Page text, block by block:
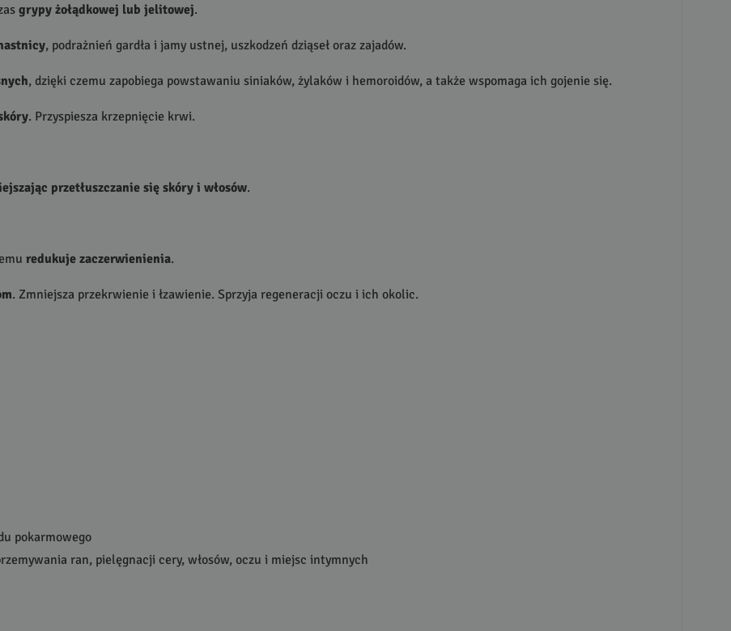
grypy żołądkowej lub jelitowej.
, podrażnień gardła i jamy ustnej, uszkodzeń dziąseł oraz zajadów.
, dzięki czemu zapobiega powstawaniu siniaków, żylaków i hemoroidów, a także wspomaga ich gojenie się.
. Przyspiesza krzepnięcie krwi.
przetłuszczanie się skóry i włosów.
redukuje zaczerwienienia.
. Zmniejsza przekrwienie i łzawienie. Sprzyja regeneracji oczu i ich okolic.
pokarmowego
ran, pielęgnacji cery, włosów, oczu i miejsc intymnych